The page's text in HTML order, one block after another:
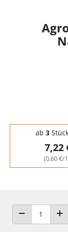
Staffelpreise -
ab 3
7,22
(0,60 €/
ANZAHL